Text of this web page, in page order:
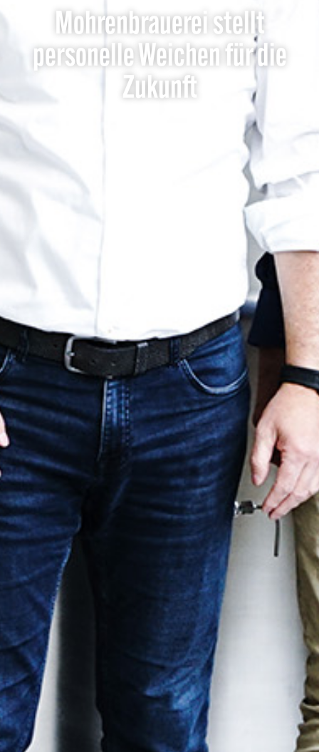
Mohrenbrauerei stellt
personelle Weichen für die
Zukunft